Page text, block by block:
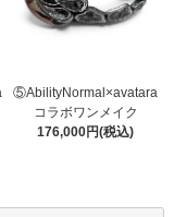
⑤AbilityNormal×avatara
コラボワンメイク
176,000円(税込)